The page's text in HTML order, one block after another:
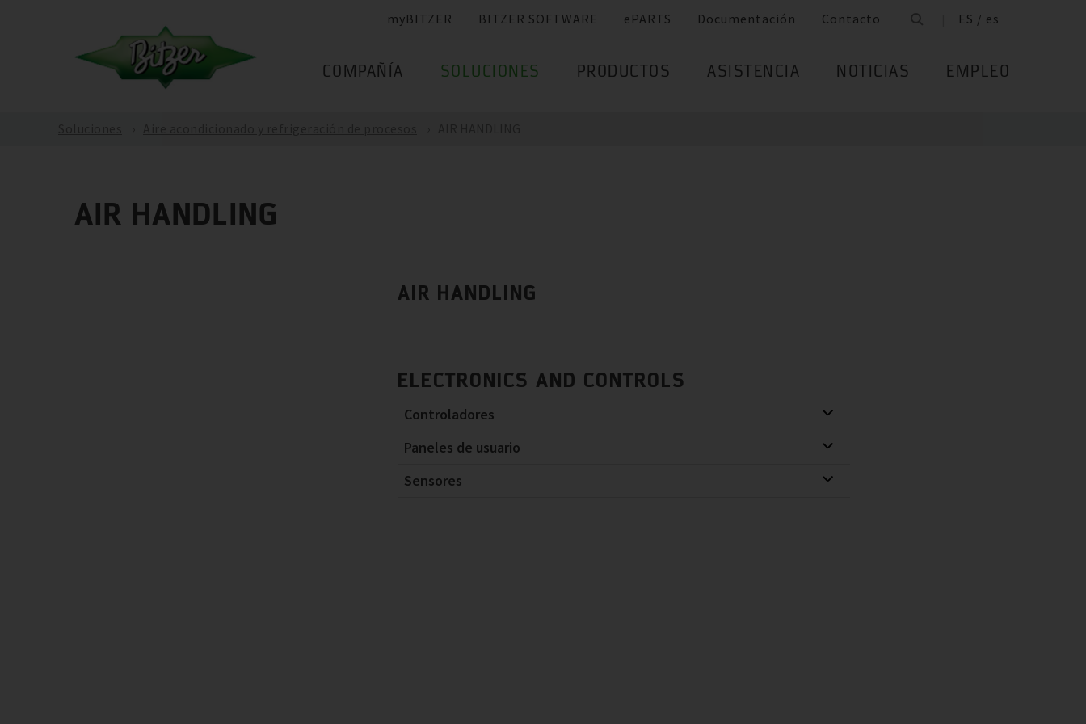
myBITZER BITZER SOFTWARE ePARTS Documentación Contacto ES / es
COMPAÑÍA SOLUCIONES PRODUCTOS ASISTENCIA NOTICIAS EMPLEO
AIR HANDLING
AIR HANDLING
ELECTRONICS AND CONTROLS
Controladores
Paneles de usuario
Sensores